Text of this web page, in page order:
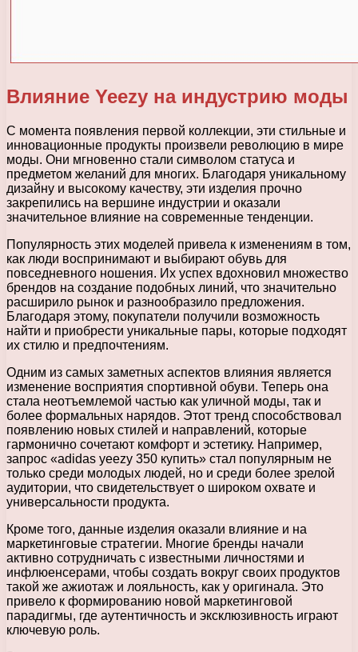
Влияние Yeezy на индустрию моды
С момента появления первой коллекции, эти стильные и
инновационные продукты произвели революцию в мире
моды. Они мгновенно стали символом статуса и
предметом желаний для многих. Благодаря уникальному
дизайну и высокому качеству, эти изделия прочно
закрепились на вершине индустрии и оказали
значительное влияние на современные тенденции.
Популярность этих моделей привела к изменениям в том,
как люди воспринимают и выбирают обувь для
повседневного ношения. Их успех вдохновил множество
брендов на создание подобных линий, что значительно
расширило рынок и разнообразило предложения.
Благодаря этому, покупатели получили возможность
найти и приобрести уникальные пары, которые подходят
их стилю и предпочтениям.
Одним из самых заметных аспектов влияния является
изменение восприятия спортивной обуви. Теперь она
стала неотъемлемой частью как уличной моды, так и
более формальных нарядов. Этот тренд способствовал
появлению новых стилей и направлений, которые
гармонично сочетают комфорт и эстетику. Например,
запрос «adidas yeezy 350 купить» стал популярным не
только среди молодых людей, но и среди более зрелой
аудитории, что свидетельствует о широком охвате и
универсальности продукта.
Кроме того, данные изделия оказали влияние и на
маркетинговые стратегии. Многие бренды начали
активно сотрудничать с известными личностями и
инфлюенсерами, чтобы создать вокруг своих продуктов
такой же ажиотаж и лояльность, как у оригинала. Это
привело к формированию новой маркетинговой
парадигмы, где аутентичность и эксклюзивность играют
ключевую роль.